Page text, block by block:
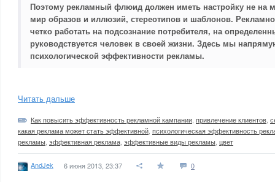
Поэтому рекламный флюид должен иметь настройку не на
мир образов и иллюзий, стереотипов и шаблонов.
четко работать на подсознание потребителя, на
руководствуется человек в своей жизни. Здесь мы
психологической эффективности рекламы.
Читать дальше
Как повысить эффективность рекламной кампании привлечение клиентов
какая реклама может стать эффективной психологическая эффективность
рекламы эффективная реклама эффективные виды рекламы цвет
AndJek 6 июня 2013, 23:37 0